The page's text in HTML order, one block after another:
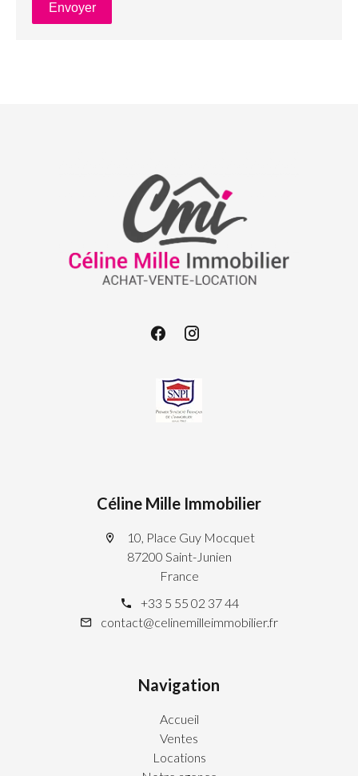
Envoyer
Céline Mille Immobilier
10, Place Guy Mocquet
87200 Saint-Junien
France
+33 5 55 02 37 44
contact@celinemilleimmobilier.fr
Navigation
Accueil
Ventes
Locations